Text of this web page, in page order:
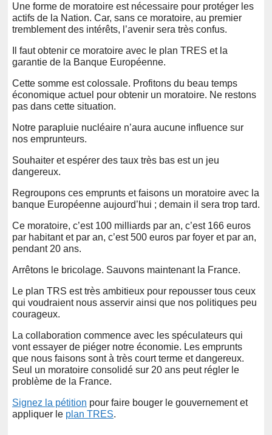
Une forme de moratoire est nécessaire pour protéger les
actifs de la Nation. Car, sans ce moratoire, au premier
tremblement des intérêts, l’avenir sera très confus.
Il faut obtenir ce moratoire avec le plan TRES et la
garantie de la Banque Européenne.
Cette somme est colossale. Profitons du beau temps
économique actuel pour obtenir un moratoire. Ne restons
pas dans cette situation.
Notre parapluie nucléaire n’aura aucune influence sur
nos emprunteurs.
Souhaiter et espérer des taux très bas est un jeu
dangereux.
Regroupons ces emprunts et faisons un moratoire avec la
banque Européenne aujourd’hui ; demain il sera trop tard.
Ce moratoire, c’est 100 milliards par an, c’est 166 euros
par habitant et par an, c’est 500 euros par foyer et par an,
pendant 20 ans.
Arrêtons le bricolage. Sauvons maintenant la France.
Le plan TRS est très ambitieux pour repousser tous ceux
qui voudraient nous asservir ainsi que nos politiques peu
courageux.
La collaboration commence avec les spéculateurs qui
vont essayer de piéger notre économie. Les emprunts
que nous faisons sont à très court terme et dangereux.
Seul un moratoire consolidé sur 20 ans peut régler le
problème de la France.
Signez la pétition pour faire bouger le gouvernement et
appliquer le plan TRES.